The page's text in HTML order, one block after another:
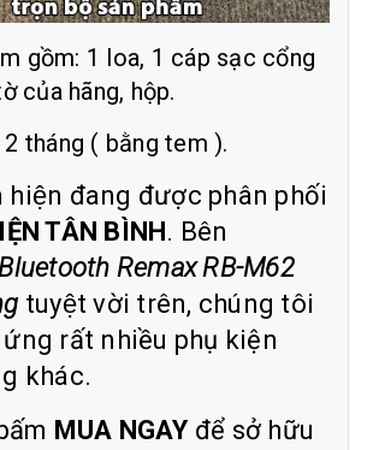
gồm: 1 loa, 1 cáp sạc cổng
của hãng, hộp.
tháng ( bằng tem ).
hiện đang được phân phối
TÂN BÌNH . Bên
Remax RB-M62
tuyệt vời trên, chúng tôi
rất nhiều phụ kiện
khác.
MUA NGAY để sở hữu